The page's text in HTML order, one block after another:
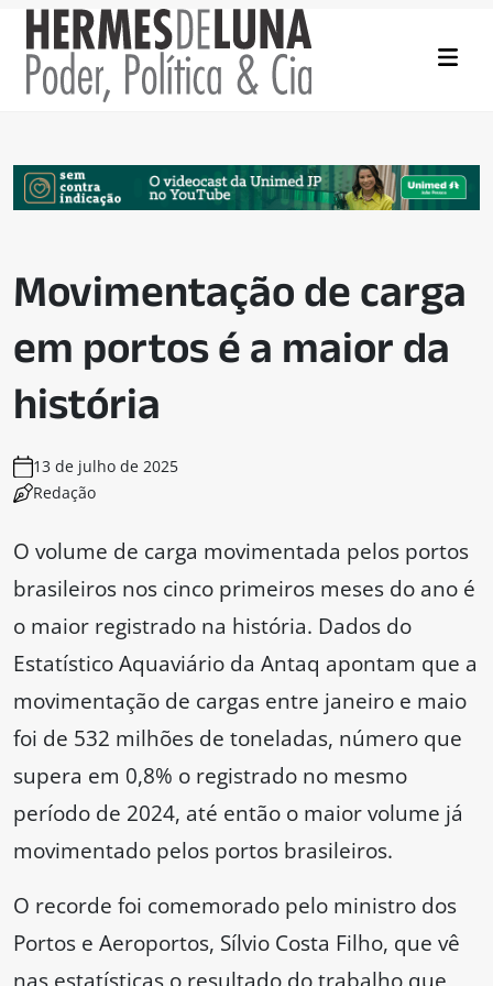
Movimentação de carga
em portos é a maior da
história
13 de julho de 2025
Redação
O volume de carga movimentada pelos portos
brasileiros nos cinco primeiros meses do ano é
o maior registrado na história. Dados do
Estatístico Aquaviário da Antaq apontam que a
movimentação de cargas entre janeiro e maio
foi de 532 milhões de toneladas, número que
supera em 0,8% o registrado no mesmo
período de 2024, até então o maior volume já
movimentado pelos portos brasileiros.
O recorde foi comemorado pelo ministro dos
Portos e Aeroportos, Sílvio Costa Filho, que vê